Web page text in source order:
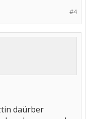
#4
daürber